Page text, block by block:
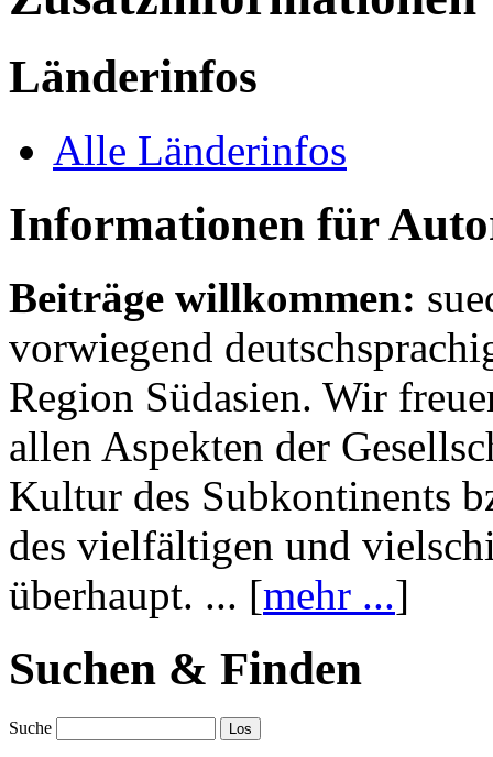
Länderinfos
Alle Länderinfos
Informationen für
Beiträge willkommen:
vorwiegend
Region Südasien. Wir
allen Aspekten der
Kultur des Subkontinents
des vielfältigen und
überhaupt. ... [mehr ...]
Suchen & Finden
Suche